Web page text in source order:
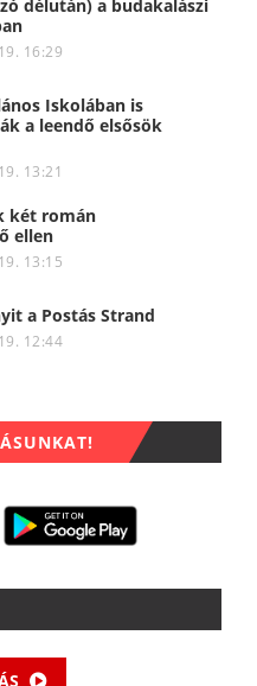
délután) a budakalászi
16:29
Iskolában is
a leendő elsősök
13:21
két román
ellen
13:15
a Postás Strand
12:44